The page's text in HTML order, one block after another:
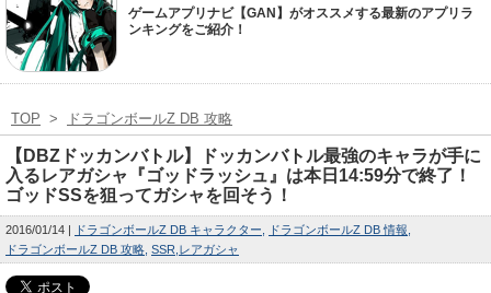
ゲームアプリナビ【GAN】がオススメする最新のアプリラ
ンキングをご紹介！
TOP > ドラゴンボールZ DB 攻略
【DBZドッカンバトル】ドッカンバトル最強のキャラが手に
入るレアガシャ『ゴッドラッシュ』は本日14:59分で終了！
ゴッドSSを狙ってガシャを回そう！
2016/01/14 ドラゴンボールZ DB キャラクター
ドラゴンボールZ DB 情報
ドラゴンボールZ DB 攻略 SSR レアガシャ